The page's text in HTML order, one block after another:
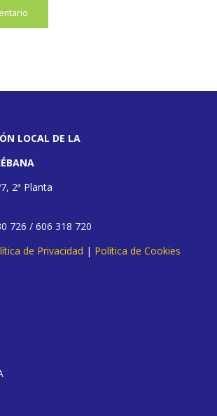
LOCAL DE LA
2ª Planta
726 / 606 318 720
de Privacidad | Política de Cookies